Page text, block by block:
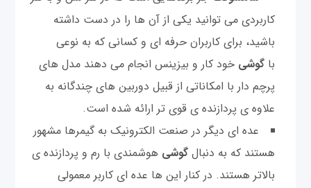
کاربردی می توانید یکی از آن ها را در دست داشته
باشید، برای کاربران حرفه ای و کسانی که به نوعی
باگوشی خود کار و بیزینس انجام می دهند مدل های
پرچم دار با امکاناتی از قبیل دوربین های چندگانه به
علاوه ی پردازنده ی قوی تر ارائه شده است.
عده ای دیگر در صنعت الکترونیک به گیمرها مشهور
هستند که به دنبالگوشی هوشمندی با رم و پردازنده ی
بالاتر هستند. در کنار این ها عده ای کاربر معمولی